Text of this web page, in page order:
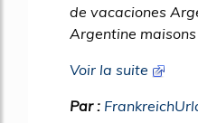
de vacaciones
Argentine maisons
Voir la suite
Par :